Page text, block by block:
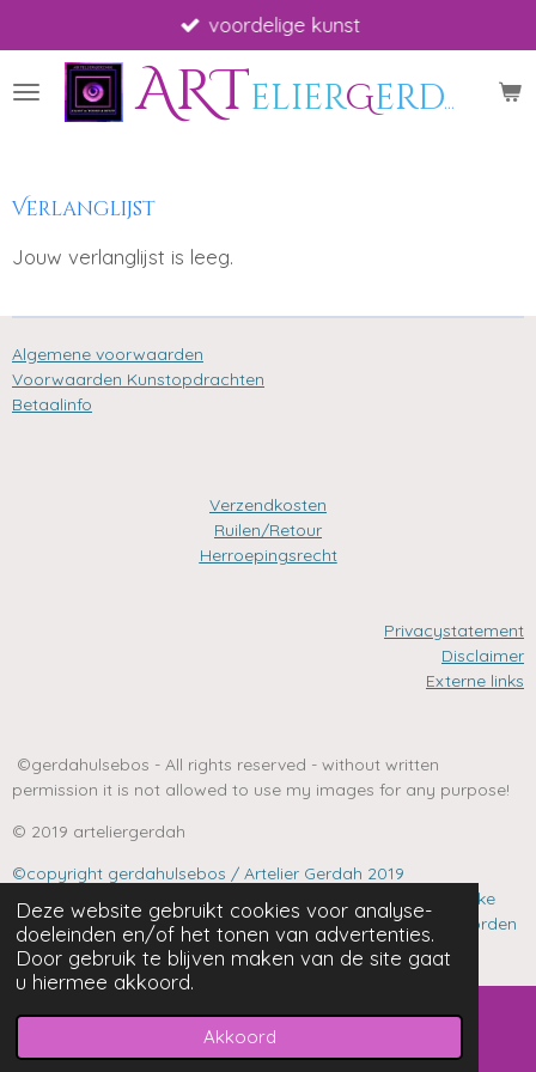
Deze website gebruikt cookies voor analyse-
doeleinden en/of het tonen van advertenties.
Door gebruik te blijven maken van de site gaat
u hiermee akkoord.
Akkoord
direct
naar
ARTelierGerdah *
voordelige kunst
Verlanglijst
Jouw verlanglijst is leeg.
Algemene voorwaarden
Voorwaarden Kunstopdrachten
Betaalinfo
Verzendkosten
Ruilen/Retour
Herroepingsrecht
Privacystatement
Disclaimer
Externe links
©gerdahulsebos - All rights reserved - without written
permission it is not allowed to use my images for any purpose!
© 2019 arteliergerdah
©copyright gerdahulsebos / Artelier Gerdah 2019
Niets van deze website mag zonder uitdrukkelijke schriftelijke
toestemming van auteur gekopieerd, verspreid, gedrukt worden
voor welk doel dan ook.